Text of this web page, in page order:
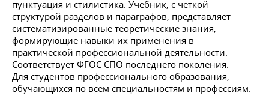
пунктуация и стилистика. Учебник, с четкой
структурой разделов и параграфов, представляет
систематизированные теоретические знания,
формирующие навыки их применения в
практической профессиональной деятельности.
Соответствует ФГОС СПО последнего поколения.
Для студентов профессионального образования,
обучающихся по всем специальностям и профессиям.